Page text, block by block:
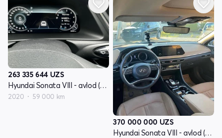
263 335 644 UZS
Hyundai Sonata VIII - avlod (DN8)
2020 59 000 km
370 000 000 UZS
Hyundai Sonata VIII - avlod (DN8)